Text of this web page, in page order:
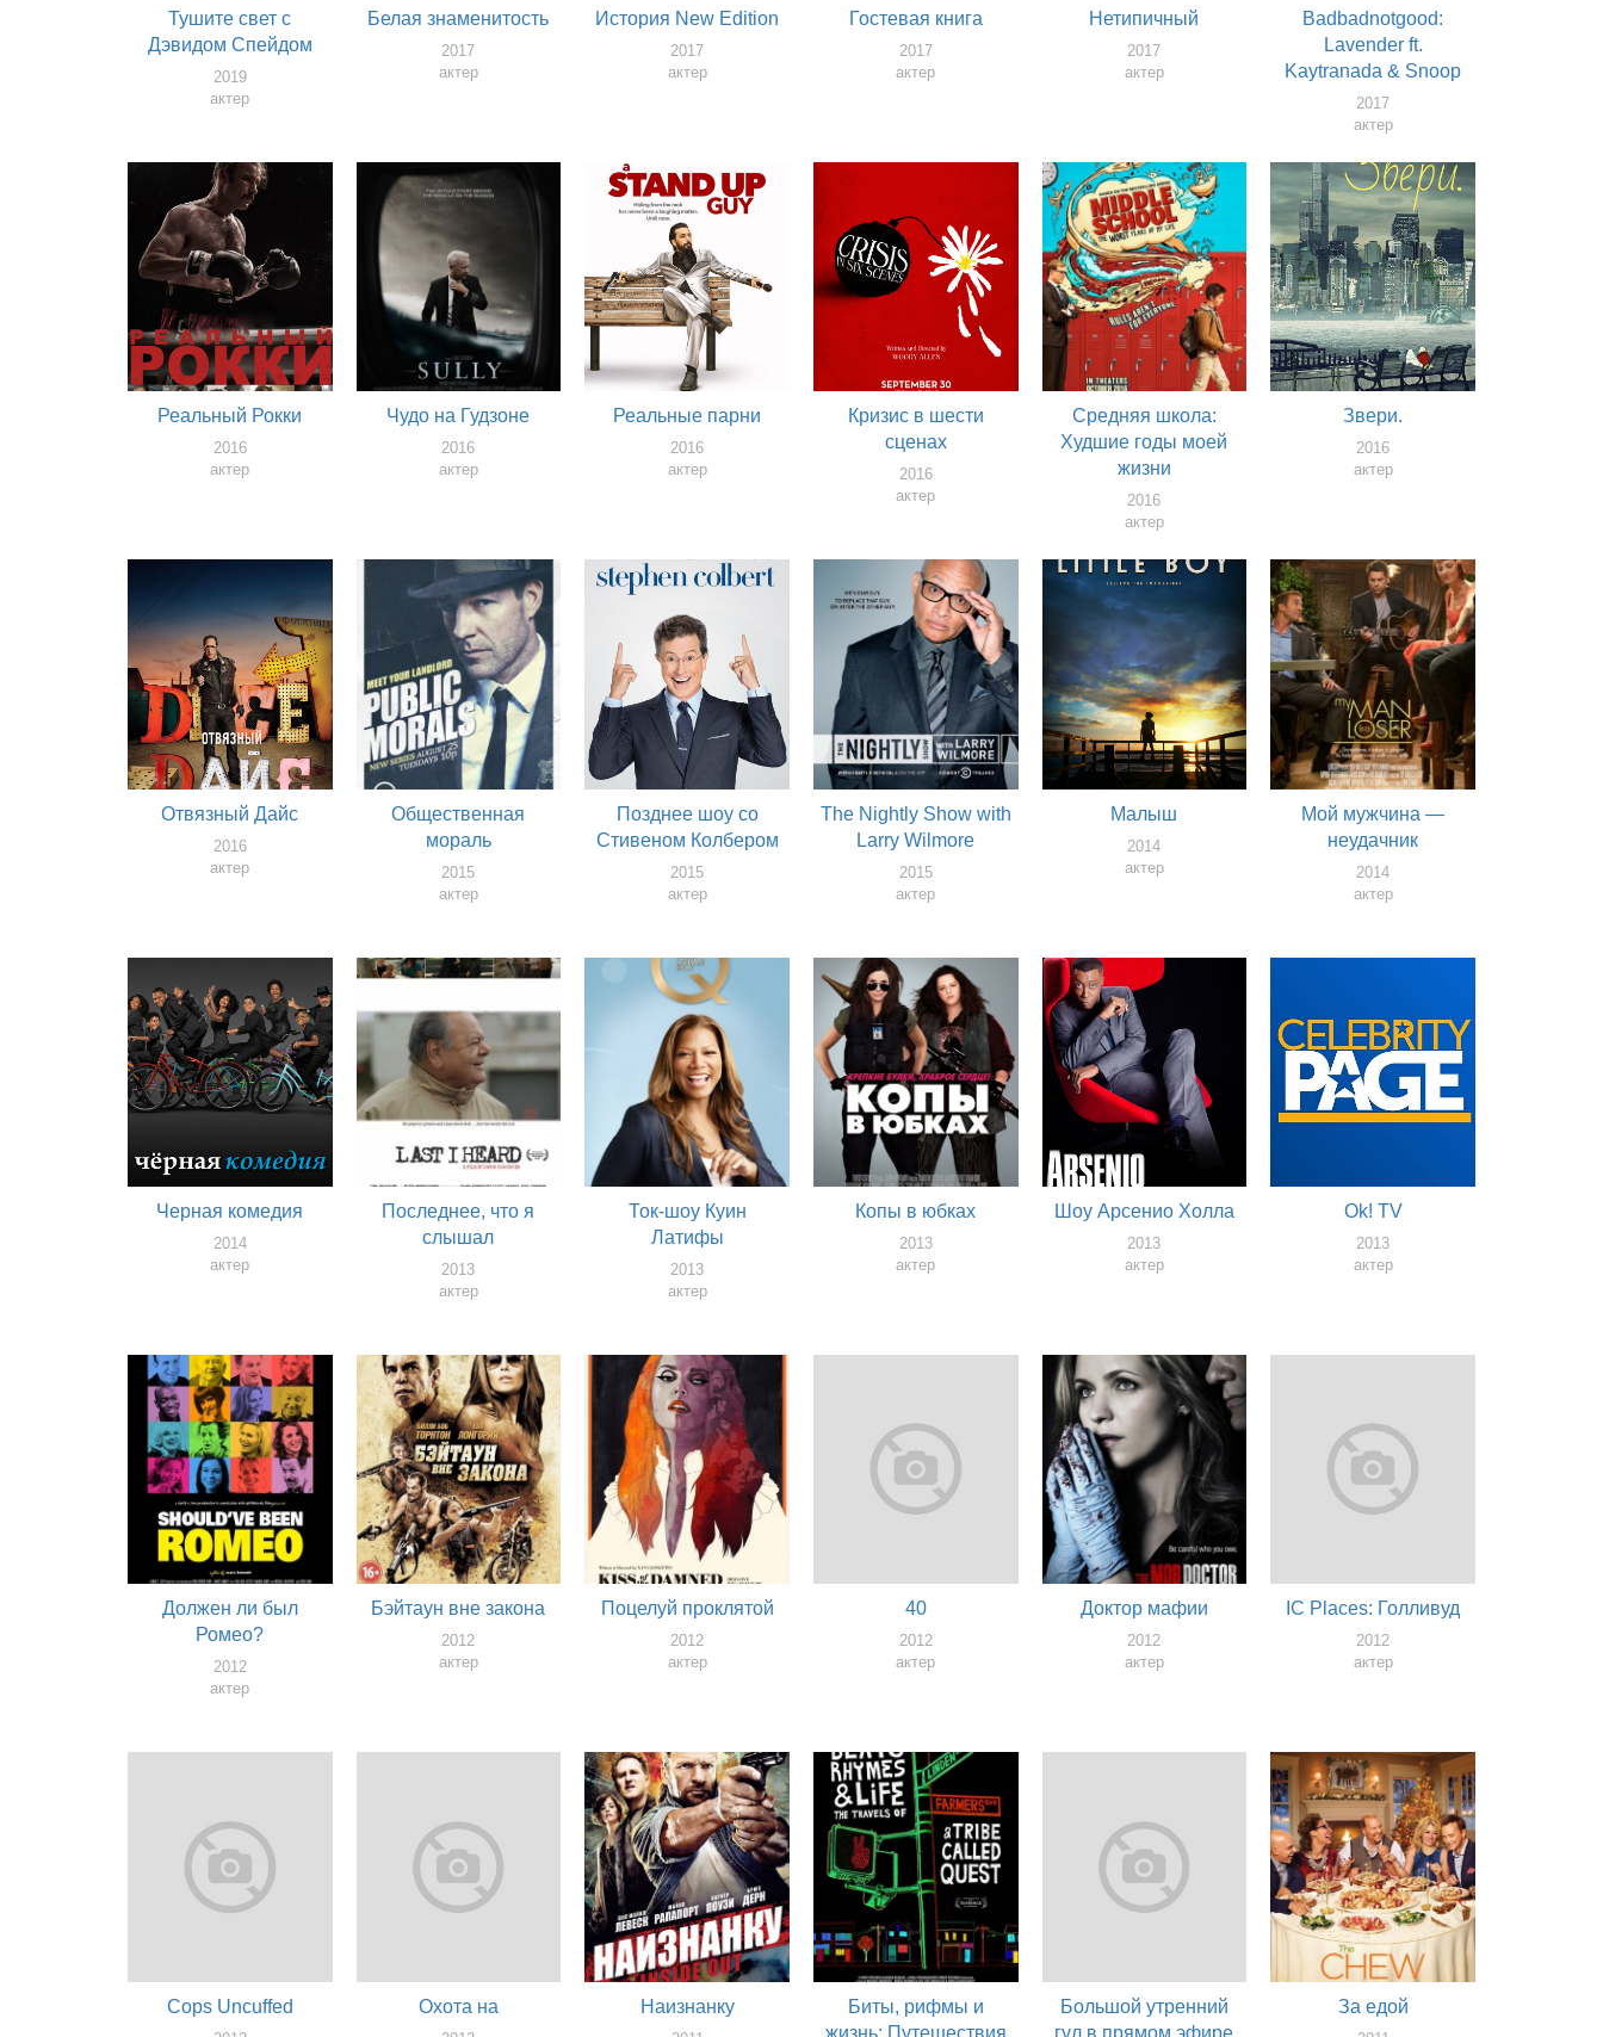
Тушите свет с
Дэвидом Спейдом
2019
актер
Белая знаменитость
2017
актер
История New Edition
2017
актер
Гостевая книга
2017
актер
Нетипичный
2017
актер
Badbadnotgood:
Lavender ft.
Kaytranada & Snoop
Dogg, Nightfall Remix
2017
актер
Реальный Рокки
2016
актер
Чудо на Гудзоне
2016
актер
Реальные парни
2016
актер
Кризис в шести
сценах
2016
актер
Средняя школа:
Худшие годы моей
жизни
2016
актер
Звери.
2016
актер
Отвязный Дайс
2016
актер
Общественная
мораль
2015
актер
Позднее шоу со
Стивеном Колбером
2015
актер
The Nightly Show with
Larry Wilmore
2015
актер
Малыш
2014
актер
Мой мужчина —
неудачник
2014
актер
Черная комедия
2014
актер
Последнее, что я
слышал
2013
актер
Ток-шоу Куин
Латифы
2013
актер
Копы в юбках
2013
актер
Шоу Арсенио Холла
2013
актер
Ok! TV
2013
актер
Должен ли был
Ромео?
2012
актер
Бэйтаун вне закона
2012
актер
Поцелуй проклятой
2012
актер
40
2012
актер
Доктор мафии
2012
актер
IC Places: Голливуд
2012
актер
Cops Uncuffed Охота на Наизнанку
Биты, рифмы и
жизнь: Путешествия
Большой утренний
гул в прямом эфире
За едой